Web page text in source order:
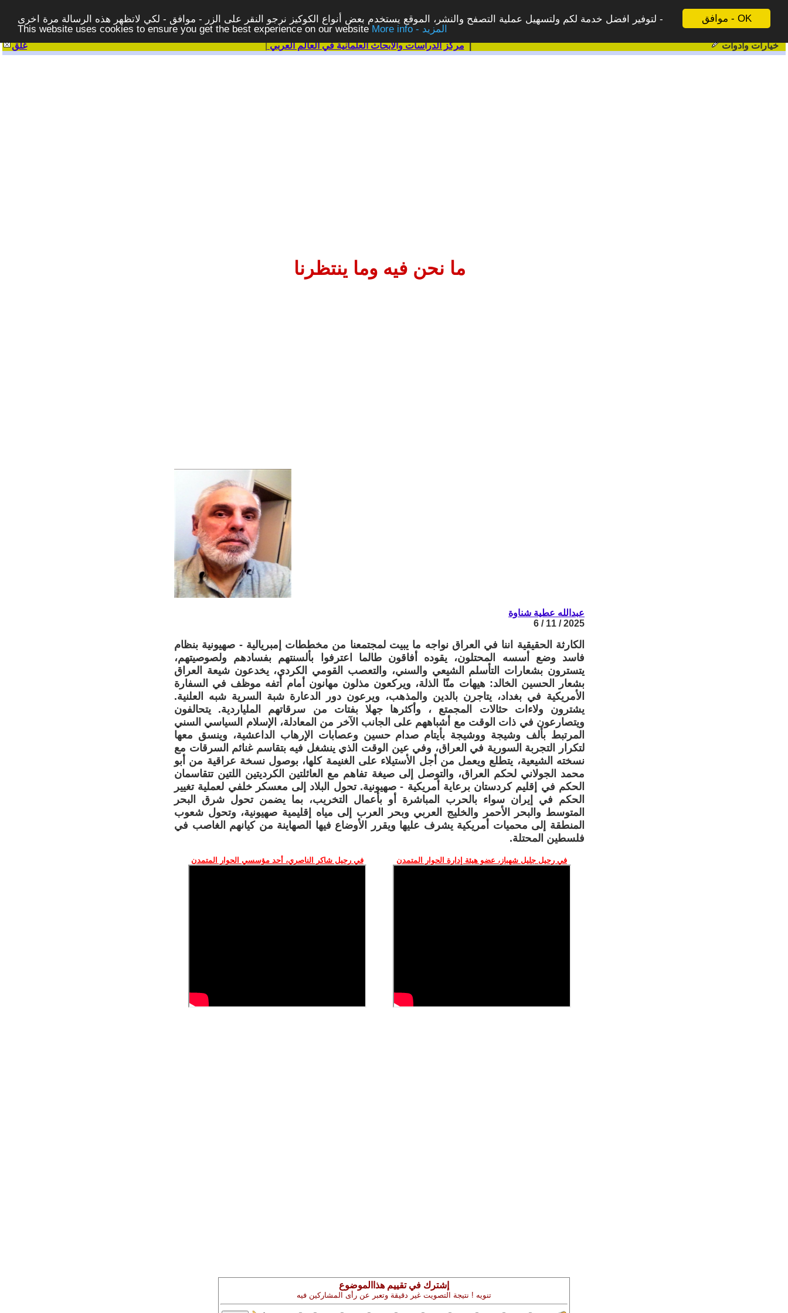
موافق - OK
لتوفير افضل خدمة لكم ولتسهيل عملية التصفح والنشر، الموقع يستخدم بعض أنواع الكوكيز نرجو النقر على الزر - موافق - لكي لاتظهر هذه الرسالة مرة اخرى -
This website uses cookies to ensure you get the best experience on our website
More info - المزيد
غلق | مركز الدراسات والابحاث العلمانية في العالم العربي| خيارات وادوات
ما نحن فيه وما ينتظرنا
عبدالله عطية شناوة
2025 / 11 / 6
الكارثة الحقيقية اننا في العراق نواجه ما يبيت لمجتمعنا من مخططات إمبريالية - صهيونية بنظام
فاسد وضع أسسه المحتلون، يقوده أفاقون طالما اعترفوا بألسنتهم بفسادهم ولصوصيتهم،
يتسترون بشعارات التأسلم الشيعي والسني، والتعصب القومي الكردي، يخدعون شيعة العراق
بشعار الحسين الخالد: هيهات منّا الذلة، ويركعون مذلون مهانون أمام أتفه موظف في السفارة
الأمريكية في بغداد، يتاجرن بالدين والمذهب، ويرعون دور الدعارة شبة السرية شبه العلنية.
يشترون ولاءات حثالات المجمتع ، وأكثرها جهلا بفتات من سرقاتهم الملياردية. يتحالفون
ويتصارعون في ذات الوقت مع أشباههم على الجانب الآخر من المعادلة، الإسلام السياسي السني
المرتبط بألف وشيجة ووشيجة بأيتام صدام حسين وعصابات الإرهاب الداعشية، وينسق معها
لتكرار التجربة السورية في العراق، وفي عين الوقت الذي ينشغل فيه بتقاسم غنائم السرقات مع
نسخته الشيعية، يتطلع ويعمل من أجل الأستيلاء على الغنيمة كلها، بوصول نسخة عراقية من أبو
محمد الجولاني لحكم العراق، والتوصل إلى صيغة تفاهم مع العائلتين الكرديتين اللتين تتقاسمان
الحكم في إقليم كردستان برعاية أمريكية - صهيونية. تحول البلاد إلى معسكر خلفي لعملية تغيير
الحكم في إيران سواء بالحرب المباشرة أو بأعمال التخريب، بما يضمن تحول شرق البحر
المتوسط والبحر الأحمر والخليج العربي وبحر العرب إلى مياه إقليمية صهيونية، وتحول شعوب
المنطقة إلى محميات أمريكية يشرف عليها ويقرر الأوضاع فيها الصهاينة من كيانهم الغاصب في
فلسطين المحتلة.
في رحيل جليل شهباز، عضو هيئة إدارة الحوار المتمدن في رحيل شاكر الناصري، أحد مؤسسي الحوار المتمدن
إشترك في تقييم هذاالموضوع
تنويه ! نتيجة التصويت غير دقيقة وتعبر عن رأى المشاركين فيه